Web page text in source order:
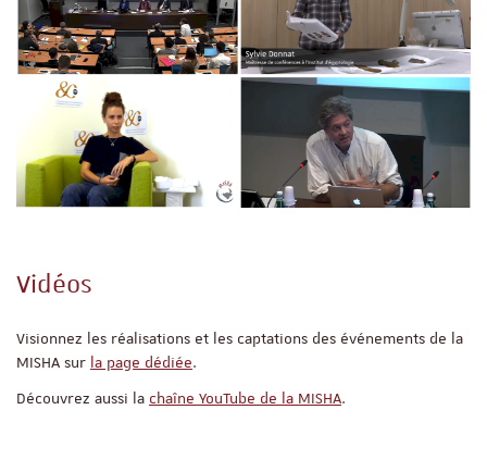
Vidéos
Visionnez les réalisations et les captations des événements de la
MISHA sur la page dédiée.
Découvrez aussi la chaîne YouTube de la MISHA.